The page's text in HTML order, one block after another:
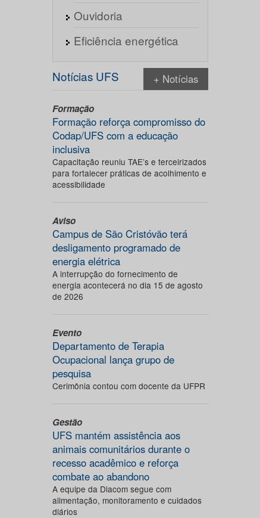
Ouvidoria
Eficiência energética
Notícias UFS + Notícias
Formação
Formação reforça compromisso do
Codap/UFS com a educação
inclusiva
Capacitação reuniu TAE’s e terceirizados
para fortalecer práticas de acolhimento e
acessibilidade
Aviso
Campus de São Cristóvão terá
desligamento programado de
energia elétrica
A interrupção do fornecimento de
energia acontecerá no dia 15 de agosto
de 2026
Evento
Departamento de Terapia
Ocupacional lança grupo de
pesquisa
Cerimônia contou com docente da UFPR
Gestão
UFS mantém assistência aos
animais comunitários durante o
recesso acadêmico e reforça
combate ao abandono
A equipe da Diacom segue com
alimentação, monitoramento e cuidados
diários